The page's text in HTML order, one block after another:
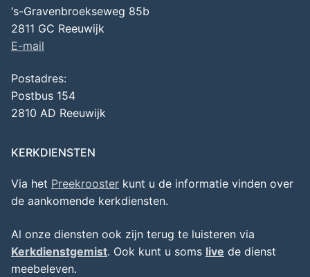
‘s-Gravenbroekseweg 85b
2811 GC Reeuwijk
E-mail
Postadres:
Postbus 154
2810 AD Reeuwijk
KERKDIENSTEN
Via het Preekrooster kunt u de informatie vinden over
de aankomende kerkdiensten.
Al onze diensten ook zijn terug te luisteren via
Kerkdienstgemist. Ook kunt u soms live de dienst
meebeleven.